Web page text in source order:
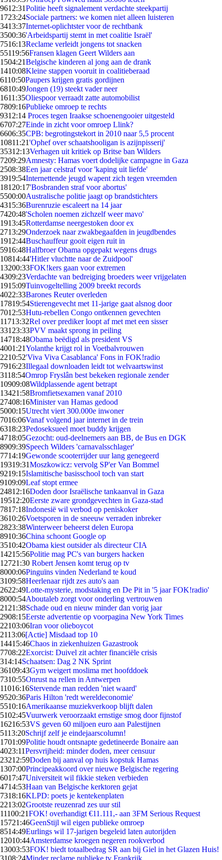
9612:31Politie heeft signalement verdachte steekpartij
1723:24Sociale partners: we komen niet alleen luisteren
3413:37Internet-oplichtster voor de rechtbank
3500:36'Arbeidspartij stemt in met coalitie Israël'
7516:13Reclame verleidt jongens tot snacken
55119:56Fransen klagen Geert Wilders aan
1504:21Belgische kinderen al jong aan de drank
1410:08Kleine stappen vooruit in coalitieberaad
6110:50Paupers krijgen gratis gordijnen
6810:49Jongen (19) steekt vader neer
1611:35Oliespoor verraadt zatte automobilist
7809:16Publieke omroep te rechts
9312:14 Proces tegen Iraakse schoenengooier uitgesteld
6707:27Einde in zicht voor omroep Llink?
6606:35CPB: begrotingstekort in 2010 naar 5,5 procent
10811:21'Ophef over schaatshooligan is azijnpisserij'
35312:13Verhagen uit kritiek op Britse ban Wilders
7209:29Amnesty: Hamas voert dodelijke campagne in Gaza
2508:38Een jaar celstraf voor 'kaping uit liefde'
3919:54Internettende jeugd wapent zich tegen vreemden
181 20:17'Bosbranden straf voor abortus'
5500:00Australische politie jaagt op brandstichters
4315:36Burenruzie escaleert na 14 jaar
7420:48'Scholen noemen zichzelf weer mavo'
1913:45Rotterdamse neergestoken door ex
2713:29Onderzoek naar zwakbegaafden in jeugdbendes
1912:44Buschauffeur gooit eigen ruit in
5916:48Halfbroer Obama opgepakt wegens drugs
10814:44'Hitler vluchtte naar de Zuidpool'
13200:33FOK!kers gaan voor extremen
4309:23Verdachte van bedreiging broeders weer vrijgelaten
1915:09Tuinvogeltelling 2009 breekt records
4022:33Barones Reuter overleden
17819:54Stierengevecht met 11-jarige gaat alsnog door
7012:53Hutu-rebellen Congo ontkennen gevechten
11713:32Rel over prediker loopt af met met een sisser
331 23:33PVV maakt sprong in peiling
14718:48Obama beëdigd als president VS
4001:21Yolanthe krijgt rol in Voetbalvrouwen
2210:52'Viva Viva Casablanca' Fons in FOK!radio
7916:23Illegaal downloaden leidt tot welvaartswinst
3118:54Omrop Fryslân best bekeken regionale zender
10909:08Wildplassende agent betrapt
13421:58Bromfietsexamen vanaf 2010
27408:16Minister van Hamas gedood
5000:15Utrecht viert 300.000e inwoner
7016:06Vanaf volgend jaar internet in de trein
6318:23Pedoseksueel moet buddy krijgen
4718:05Gezocht: oud-deelnemers aan BB, de Bus en DGK
8909:39Speech Wilders 'carnavalsschlager'
7714:19Gewonde scooterrijder uur lang genegeerd
19319:31Moszkowicz: vervolg SP'er Van Bommel
9219:15Islamitische basisschool toch van start
9109:09Leaf stopt ermee
24812:16Doden door Israëlische tankaanval in Gaza
19512:20Eerste zware grondgevechten in Gaza-stad
7817:18Indonesië wil verbod op peniskoker
3610:26Voetsporen in de sneeuw verraden inbreker
2823:38Winterweer beheerst delen Europa
8910:36China schoont Google op
3510:42Obama kiest outsider als directeur CIA
14215:56Politie mag PC's van burgers hacken
12721:30 Robert Jensen komt terug op tv
8000:06Pinguïns vinden Nederland te koud
3109:58Heerlenaar rijdt zes auto's aan
2622:49Lotte-mysterie, modstaking en De Pit in '5 jaar FOK!radio'
8000:54Aboutaleb zorgt voor onderling vertrouwen
21 21:38Schade oud en nieuw minder dan vorig jaar
2908:15Eerste advertentie op voorpagina New York Times
22103:06Iran voor olieboycot
2113:06[Actie] Misdaad top 10
14415:46Chaos in ziekenhuizen Gazastrook
7708:22Exorcist: Duivel zit achter financiële crisis
314:14Schaatsen: Dag 2 NK Sprint
36109:43Gym weigert moslima met hoofddoek
7310:55Onrust na rellen in Antwerpen
11016:16Stervende man redden 'niet waard'
9520:36Paris Hilton 'redt wereldeconomie'
5510:16Amerikaanse muziekverkoop blijft dalen
5102:45Vuurwerk veroorzaakt ernstige smog door fijnstof
16216:53VS geven 60 miljoen euro aan Palestijnen
5113:20Schrijf zelf je eindejaarscolumn!
1701:09Politie houdt ontsnapte gedetineerde Bonaire aan
4023:11Persvrijheid: minder doden, meer censuur
23212:59Doden bij aanval op huis kopstuk Hamas
1307:00Principeakkoord over nieuwe Belgische regering
6017:47Universiteit wil fikkie steken verbieden
4714:53Haan van Belgische kerktoren gejat
7318:16KLPD: poets je kentekenplaten
2213:02Grootste reuzenrad zes uur stil
11100:21FOK! overhandigt €11.111,- aan 3FM Serious Request
15721:46GeenStijl wil eigen publieke omroep
8514:49Eurlings wil 17-jarigen begeleid laten autorijden
12010:44Amsterdamse kroegen negeren rookverbod
13003:53FOK! biedt totaalbedrag SR aan bij Giel in het Glazen Huis!
3108:24Minder reclame publieke tv Frankrijk